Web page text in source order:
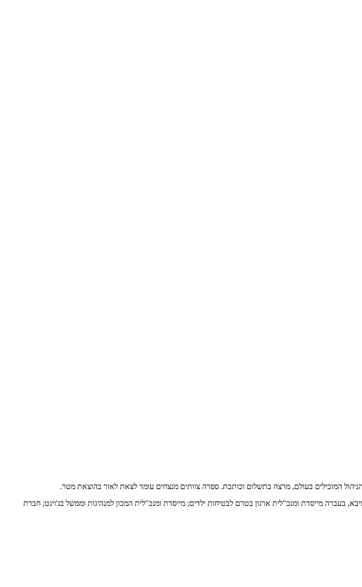
המובילים בעולם, מרצה בתשלום וכותבת. ספרה צוותים מנצחים עומד לצאת לאור בהוצאת מטר.
בעברה מייסדת ומנכ"לית ארגון בטרם לבטיחות ילדים; מייסדת ומנכ"לית המכון למנהיגות וממשל בג'וינט; חברת